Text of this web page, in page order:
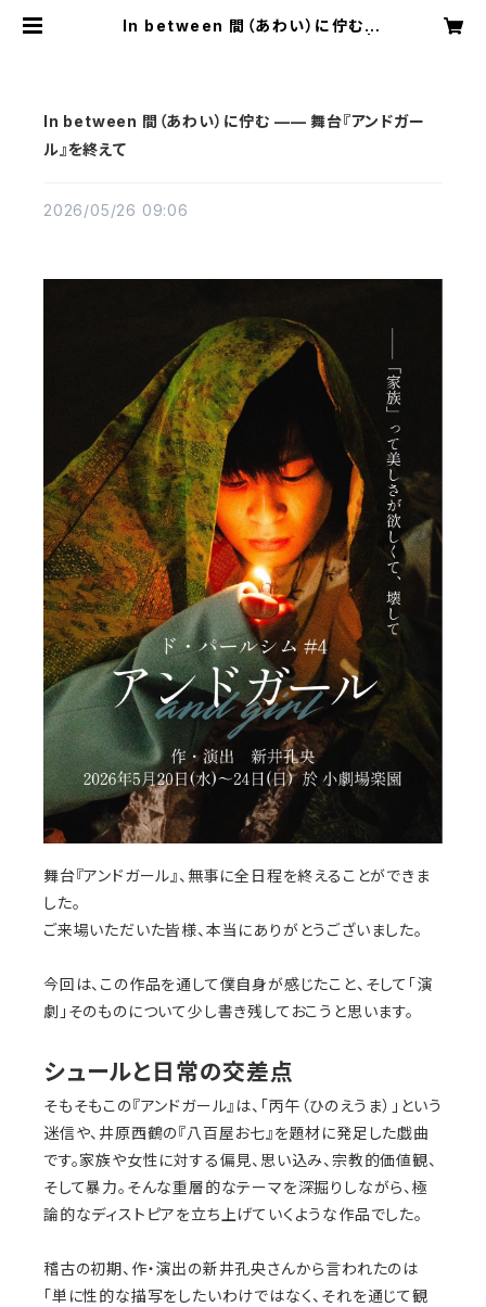
In between 間（あわい）に佇む
In between 間（あわい）に佇む —— 舞台『アンドガー
ル』を終えて
2026/05/26 09:06
舞台『アンドガール』、無事に全日程を終えることができま
した。
ご来場いただいた皆様、本当にありがとうございました。
今回は、この作品を通して僕自身が感じたこと、そして「演
劇」そのものについて少し書き残しておこうと思います。
シュールと日常の交差点
そもそもこの『アンドガール』は、「丙午（ひのえうま）」という
迷信や、井原西鶴の『八百屋お七』を題材に発足した戯曲
です。家族や女性に対する偏見、思い込み、宗教的価値観、
そして暴力。そんな重層的なテーマを深掘りしながら、極
論的なディストピアを立ち上げていくような作品でした。
稽古の初期、作・演出の新井孔央さんから言われたのは
「単に性的な描写をしたいわけではなく、それを通じて観